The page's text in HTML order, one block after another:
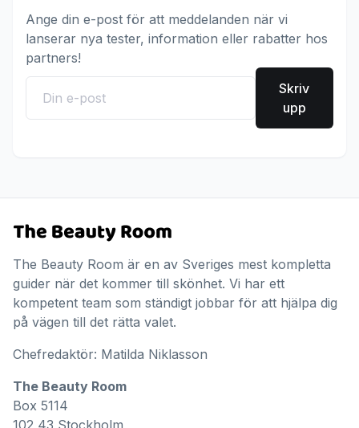
Ange din e-post för att meddelanden när vi
lanserar nya tester, information eller rabatter hos
partners!
Skriv
upp
The Beauty Room är en av Sveriges mest kompletta
guider när det kommer till skönhet. Vi har ett
kompetent team som ständigt jobbar för att hjälpa dig
på vägen till det rätta valet.
Chefredaktör: Matilda Niklasson
The Beauty Room
Box 5114
102 43 Stockholm